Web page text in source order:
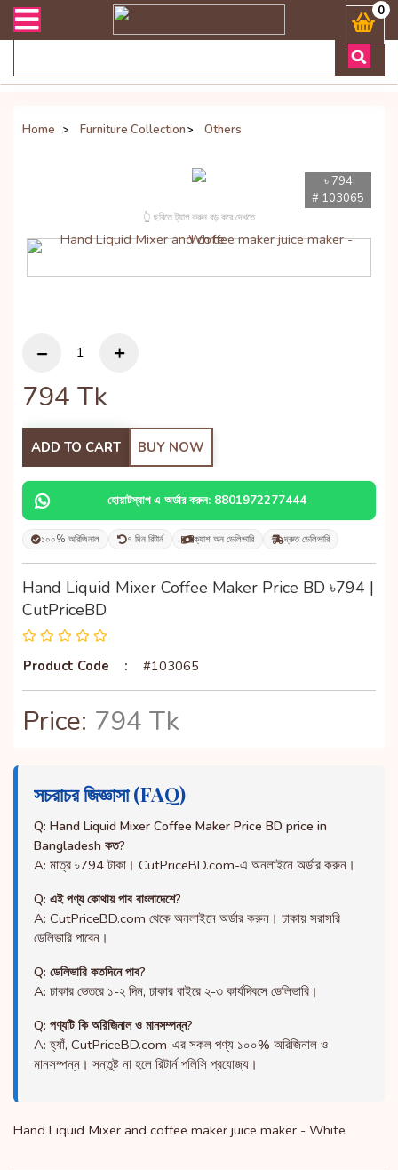
সংক্রান্ত যেকোনো জিজ্ঞাসায় কল করুনঃ ( Whatsapp ) 0
Home > Furniture Collection> Others
৳ 794
# 103065
👆 ছবিতে ট্যাপ করুন বড় করে দেখতে
794 Tk
ADD TO CART BUY NOW
হোয়াটস্যাপ এ অর্ডার করুন: 8801972277444
১০০% অরিজিনাল ৭ দিন রিটার্ন ক্যাশ অন ডেলিভারি দ্রুত ডেলিভারি
Hand Liquid Mixer Coffee Maker Price BD ৳794 |
CutPriceBD
Product Code : #103065
Price: 794 Tk
সচরাচর জিজ্ঞাসা (FAQ)
Q: Hand Liquid Mixer Coffee Maker Price BD price in
Bangladesh কত?
A: মাত্র ৳794 টাকা। CutPriceBD.com-এ অনলাইনে অর্ডার করুন।
Q: এই পণ্য কোথায় পাব বাংলাদেশে?
A: CutPriceBD.com থেকে অনলাইনে অর্ডার করুন। ঢাকায় সরাসরি
ডেলিভারি পাবেন।
Q: ডেলিভারি কতদিনে পাব?
A: ঢাকার ভেতরে ১-২ দিন, ঢাকার বাইরে ২-৩ কার্যদিবসে ডেলিভারি।
Q: পণ্যটি কি অরিজিনাল ও মানসম্পন্ন?
A: হ্যাঁ, CutPriceBD.com-এর সকল পণ্য ১০০% অরিজিনাল ও
মানসম্পন্ন। সন্তুষ্ট না হলে রিটার্ন পলিসি প্রযোজ্য।
Hand Liquid Mixer and coffee maker juice maker - White